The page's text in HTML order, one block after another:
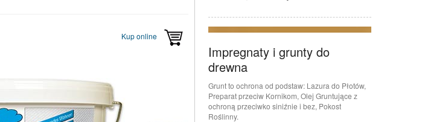
Kup online
Impregnaty i grunty do
drewna
Grunt to ochrona od podstaw: Lazura do Płotów,
Preparat przeciw Kornikom, Olej Gruntujące z
ochroną przeciwko siniźnie i bez, Pokost
Roślinny.